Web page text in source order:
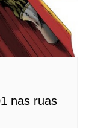
nas ruas